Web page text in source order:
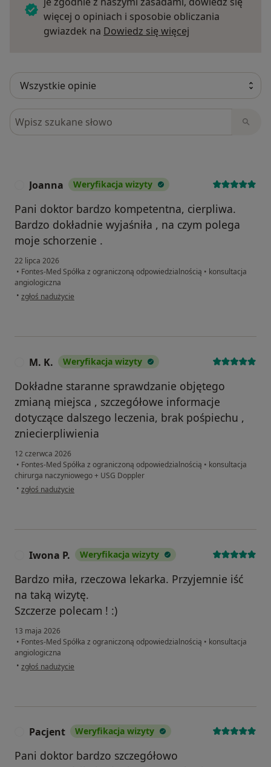
więcej o opiniach i sposobie obliczania
gwiazdek na Dowiedz się więcej
Szukaj w opiniach
Joanna Weryfikacja wizyty
Pani doktor bardzo kompetentna, cierpliwa.
Bardzo dokładnie wyjaśniła , na czym polega
moje schorzenie .
22 lipca 2026
• Fontes-Med Spółka z ograniczoną odpowiedzialnością • konsultacja
angiologiczna
• w opinii użytkownika Joanna
zgłoś nadużycie
M. K. Weryfikacja wizyty
Dokładne staranne sprawdzanie objętego
zmianą miejsca , szczegółowe informacje
dotyczące dalszego leczenia, brak pośpiechu ,
zniecierpliwienia
12 czerwca 2026
• Fontes-Med Spółka z ograniczoną odpowiedzialnością • konsultacja
chirurga naczyniowego + USG Doppler
• w opinii użytkownika M. K.
zgłoś nadużycie
Iwona P. Weryfikacja wizyty
Bardzo miła, rzeczowa lekarka. Przyjemnie iść
na taką wizytę.
Szczerze polecam ! :)
13 maja 2026
• Fontes-Med Spółka z ograniczoną odpowiedzialnością • konsultacja
angiologiczna
• w opinii użytkownika Iwona P.
zgłoś nadużycie
Pacjent Weryfikacja wizyty
Pani doktor bardzo szczegółowo